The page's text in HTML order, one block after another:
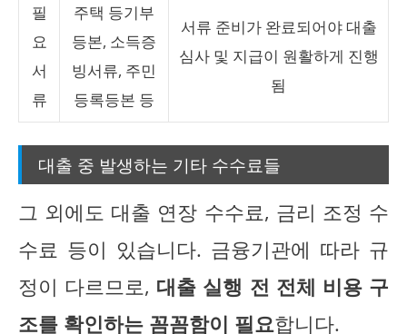
필
요
서
류
주택 등기부
등본, 소득증
빙서류, 주민
등록등본 등
서류 준비가 완료되어야 대출
심사 및 지급이 원활하게 진행
됨
대출 중 발생하는 기타 수수료들
그 외에도 대출 연장 수수료, 금리 조정 수
수료 등이 있습니다. 금융기관에 따라 규
정이 다르므로, 대출 실행 전 전체 비용 구
조를 확인하는 꼼꼼함이 필요합니다.